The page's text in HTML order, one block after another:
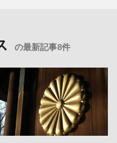
の最新記事8件